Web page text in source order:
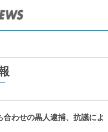
合わせの黒人逮捕、抗議によ